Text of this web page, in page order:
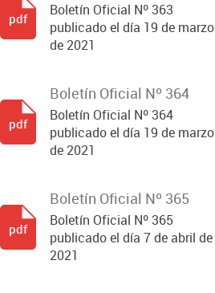
Boletín Oficial Nº 363
publicado el día 19 de marzo
de 2021
pdf
Boletín Oficial Nº 364
Boletín Oficial Nº 364
publicado el día 19 de marzo
de 2021
pdf
Boletín Oficial Nº 365
Boletín Oficial Nº 365
publicado el día 7 de abril de
2021
pdf